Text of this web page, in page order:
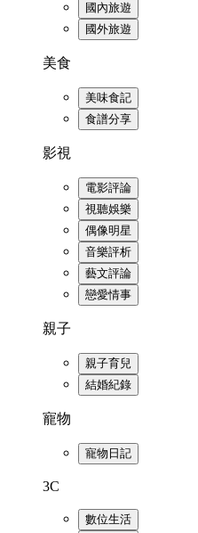
國內旅遊
國外旅遊
美食
美味食記
食譜分享
影視
電影評論
視聽娛樂
偶像明星
音樂評析
藝文評論
戀愛情事
親子
親子育兒
結婚紀錄
寵物
寵物日記
3C
數位生活